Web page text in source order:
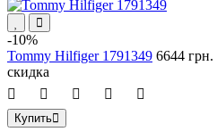
-10%
Tommy Hilfiger 1791349 6644 грн.
скидка
Купить